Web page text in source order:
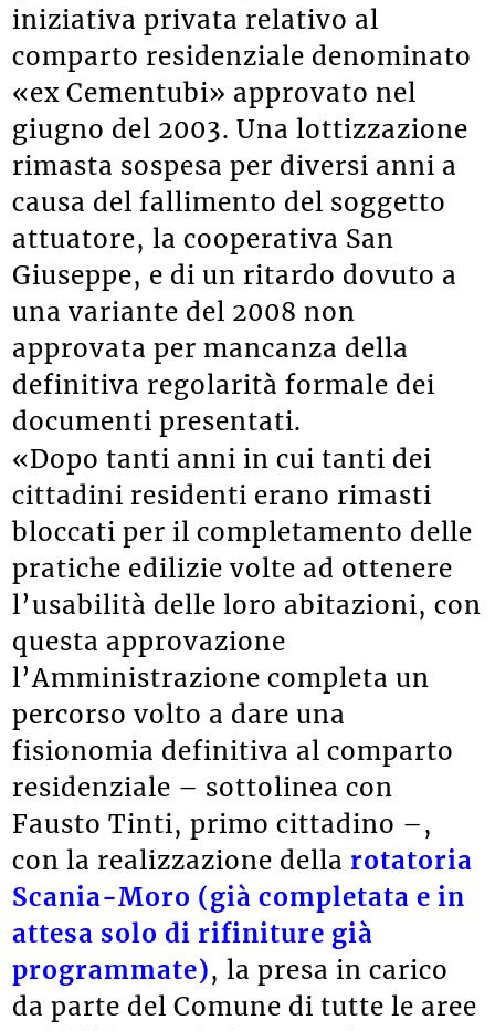
iniziativa privata relativo al
comparto residenziale denominato
«ex Cementubi» approvato nel
giugno del 2003. Una lottizzazione
rimasta sospesa per diversi anni a
causa del fallimento del soggetto
attuatore, la cooperativa San
Giuseppe, e di un ritardo dovuto a
una variante del 2008 non
approvata per mancanza della
definitiva regolarità formale dei
documenti presentati.
«Dopo tanti anni in cui tanti dei
cittadini residenti erano rimasti
bloccati per il completamento delle
pratiche edilizie volte ad ottenere
l’usabilità delle loro abitazioni, con
questa approvazione
l’Amministrazione completa un
percorso volto a dare una
fisionomia definitiva al comparto
residenziale – sottolinea con
Fausto Tinti, primo cittadino –,
con la realizzazione della rotatoria
Scania-Moro (già completata e in
attesa solo di rifiniture già
programmate), la presa in carico
da parte del Comune di tutte le aree